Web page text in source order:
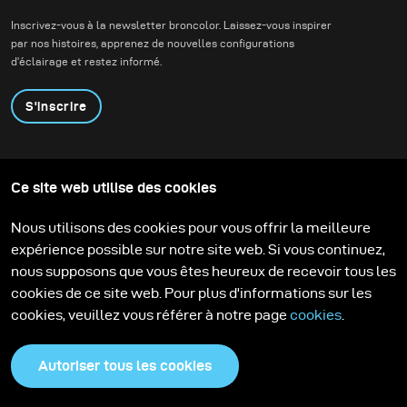
reçu le tout nouveau
diffuseur pour le
Focus 110 et j'avais hâte
de le mettre à l'épreuve
créatif.
contemporaine.
Inscrivez-vous à la newsletter broncolor. Laissez-vous inspirer
par nos histoires, apprenez de nouvelles configurations
d'éclairage et restez informé.
S'inscrire
Contactez-nous
Technologies
Support
Carrière
Media Center
Ce site web utilise des cookies
Nous utilisons des cookies pour vous offrir la meilleure
expérience possible sur notre site web. Si vous continuez,
nous supposons que vous êtes heureux de recevoir tous les
cookies de ce site web. Pour plus d'informations sur les
cookies, veuillez vous référer à notre page cookies
Autoriser tous les cookies